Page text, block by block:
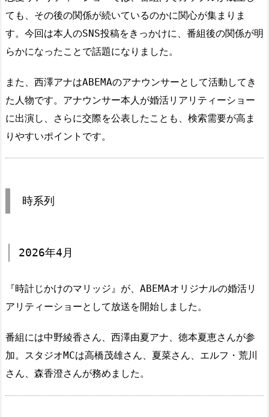
ても、その後の関係が続いているのかに関心が集まりま
す。今回は本人のSNS投稿をきっかけに、番組後の関係が明
らかになったことで話題になりました。
また、西澤アナはABEMAのアナウンサーとして活動してき
た人物です。アナウンサー本人が婚活リアリティーショー
に出演し、さらに交際を公表したことも、検索需要が高ま
りやすいポイントです。
時系列
2026年4月
『時計じかけのマリッジ』が、ABEMAオリジナルの婚活リ
アリティーショーとして放送を開始しました。
番組には中野綾香さん、西澤由夏アナ、徳本夏恵さんが参
加。スタジオMCは高橋茂雄さん、夏菜さん、エルフ・荒川
さん、森香澄さんが務めました。